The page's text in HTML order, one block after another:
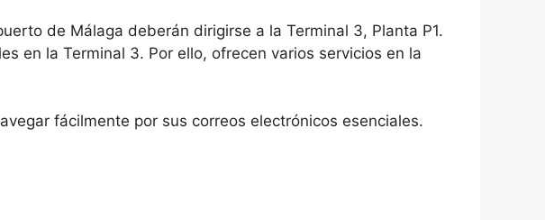
de Málaga deberán dirigirse a la Terminal 3, Planta P1.
en la Terminal 3. Por ello, ofrecen varios servicios en la
fácilmente por sus correos electrónicos esenciales.